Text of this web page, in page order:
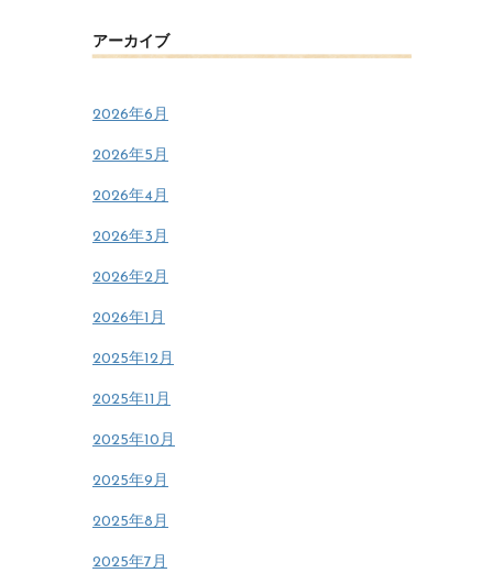
アーカイブ
2026年6月
2026年5月
2026年4月
2026年3月
2026年2月
2026年1月
2025年12月
2025年11月
2025年10月
2025年9月
2025年8月
2025年7月